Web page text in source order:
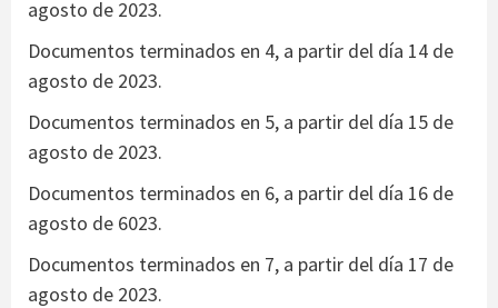
agosto de 2023.
Documentos terminados en 4, a partir del día 14 de
agosto de 2023.
Documentos terminados en 5, a partir del día 15 de
agosto de 2023.
Documentos terminados en 6, a partir del día 16 de
agosto de 6023.
Documentos terminados en 7, a partir del día 17 de
agosto de 2023.